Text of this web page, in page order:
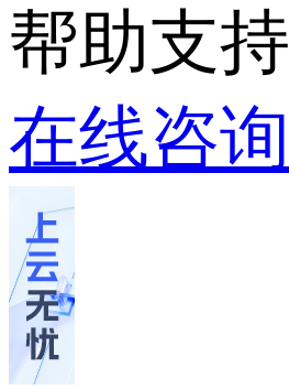
帮助支持
在线咨询